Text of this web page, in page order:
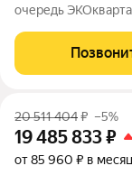
очередь ЭКОквартала
потолками 3,15 м
преимущества: -
20 511 404₽ –5%
19 485 833₽
от 85 960 ₽ в месяц